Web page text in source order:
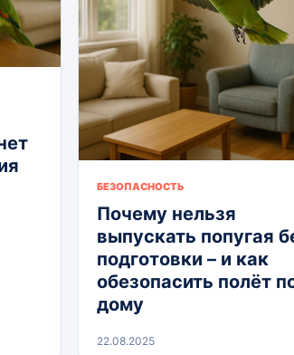
БЕЗОПАСНОСТЬ
Почему нельзя
выпускать попугая
подготовки – и как
обезопасить полёт
дому
22.08.2025